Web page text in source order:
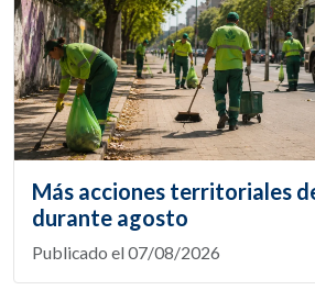
Más acciones territoriales
durante agosto
Publicado el 07/08/2026